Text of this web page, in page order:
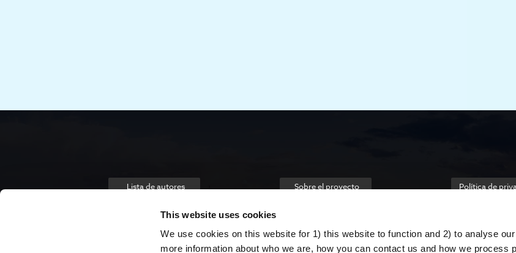
This website uses cookies
We use cookies on this website for 1) this website to function and 2) to analyse
more information about who we are, how you can contact us and how we process
Lista de autores Sobre el proyecto Política de